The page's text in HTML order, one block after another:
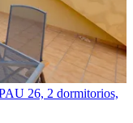
26, 2 dormitorios,